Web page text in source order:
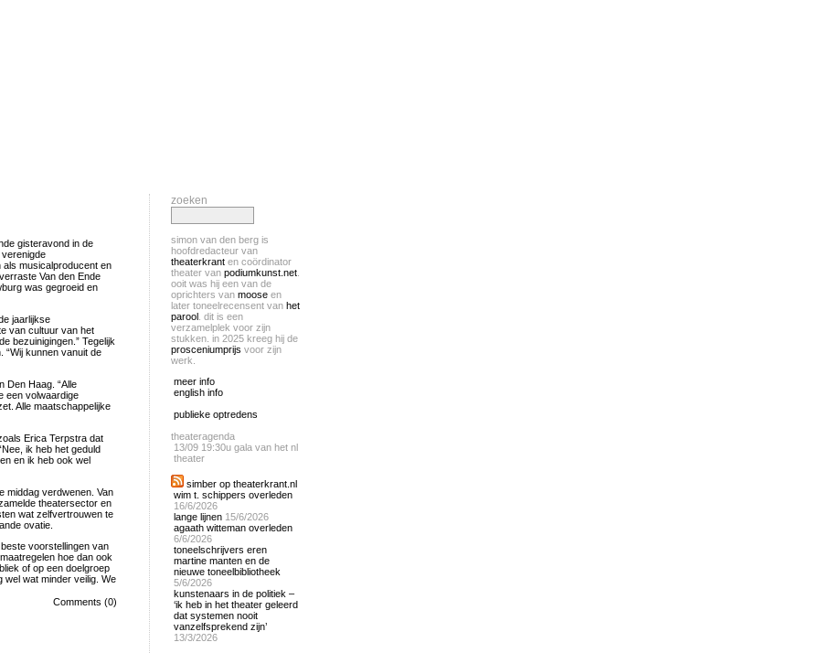
gisteravond in de
musicalproducent en
Van den Ende
was gegroeid en
jaarlijkse
van cultuur van het
bezuinigingen.” Tegelijk
“Wij kunnen vanuit de
Den Haag. “Alle
een volwaardige
Alle maatschappelijke
Erica Terpstra dat
ik heb het geduld
en ik heb ook wel
middag verdwenen. Van
theatersector en
wat zelfvertrouwen te
ovatie.
voorstellingen van
hoe dan ook
of op een doelgroep
wel wat minder veilig. We
Comments (0)
zoeken
simon van den berg is
hoofdredacteur van
theaterkrant en coördinator
theater van podiumkunst.net
ooit was hij een van de
oprichters van moose en
later toneelrecensent van het
parool . dit is een
verzamelplek voor zijn
stukken. in 2025 kreeg hij de
prosceniumprijs voor zijn
werk.
meer info
english info
publieke optredens
theateragenda
13/09 19:30u gala van het nl
theater
simber op theaterkrant.nl
wim t. schippers overleden
16/6/2026
lange lijnen 15/6/2026
agaath witteman overleden
6/6/2026
toneelschrijvers eren
martine manten en de
nieuwe toneelbibliotheek
5/6/2026
kunstenaars in de politiek –
‘ik heb in het theater geleerd
dat systemen nooit
vanzelfsprekend zijn’
13/3/2026